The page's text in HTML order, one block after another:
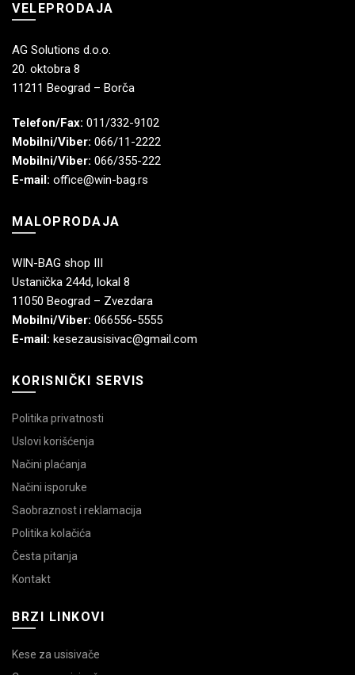
VELEPRODAJA
AG Solutions d.o.o.
20. oktobra 8
11211 Beograd – Borča
Telefon/Fax: 011/332-9102
Mobilni/Viber: 066/11-2222
Mobilni/Viber: 066/355-222
E-mail: office@win-bag.rs
MALOPRODAJA
WIN-BAG shop III
Ustanička 244d, lokal 8
11050 Beograd – Zvezdara
Mobilni/Viber: 066556-5555
E-mail: kesezausisivac@gmail.com
KORISNIČKI SERVIS
Politika privatnosti
Uslovi korišćenja
Načini plaćanja
Načini isporuke
Saobraznost i reklamacija
Politika kolačića
Česta pitanja
Kontakt
BRZI LINKOVI
Kese za usisivače